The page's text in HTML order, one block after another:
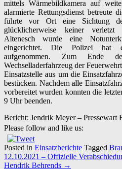
mittels Wärmebildkamera auf
alarmierte Rettungsdienst betreute
führte vor Ort eine Sichtung
glücklicherweise keiner
Altenesch wurde eine
eingerichtet. Die Polizei hat
aufgenommen. Zum Ende
Wechselladerfahrzeug der
Einsatzstelle aus um die
bestücken. Nachdem alle
vorbereitet wurden konnten die
9 Uhr beenden.
Bericht: Jendrik Meyer – Pressewart
Please follow and like us:
Posted in Einsatzberichte Tagged
Post
navigation
12.10.2021 – Offizielle
Hendrik Behrends →